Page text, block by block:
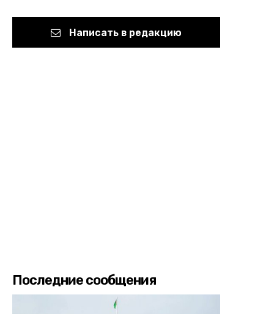
Написать в редакцию
Последние сообщения